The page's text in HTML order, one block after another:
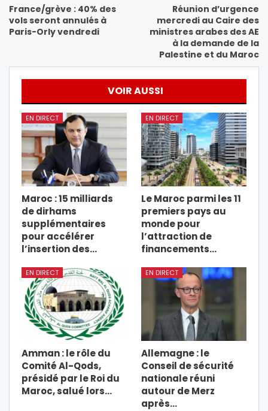
France/grève : 40% des
vols seront annulés à
Paris-Orly vendredi
Réunion d’urgence
mercredi au Caire des
ministres arabes des AE
à la demande de la
Palestine et du Maroc
VOIR AUSSI
EN DIRECT
Maroc : 15 milliards
de dirhams
supplémentaires
pour accélérer
l’insertion des…
EN DIRECT
Le Maroc parmi les 11
premiers pays au
monde pour
l’attraction de
financements…
EN DIRECT
Amman : le rôle du
Comité Al-Qods,
présidé par le Roi du
Maroc, salué lors…
EN DIRECT
Allemagne : le
Conseil de sécurité
nationale réuni
autour de Merz
après…